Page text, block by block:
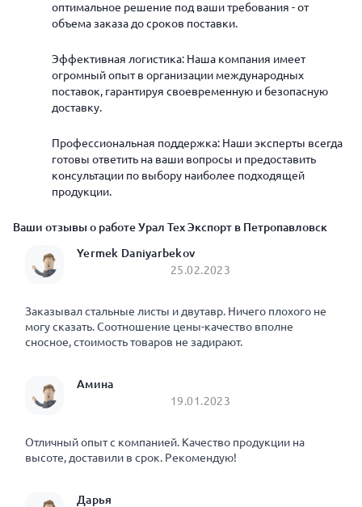
оптимальное решение под ваши требования - от
объема заказа до сроков поставки.
Эффективная логистика: Наша компания имеет
огромный опыт в организации международных
поставок, гарантируя своевременную и безопасную
доставку.
Профессиональная поддержка: Наши эксперты всегда
готовы ответить на ваши вопросы и предоставить
консультации по выбору наиболее подходящей
продукции.
Ваши отзывы о работе Урал Тех Экспорт в Петропавловск
Yermek Daniyarbekov
25.02.2023
Заказывал стальные листы и двутавр. Ничего плохого не
могу сказать. Соотношение цены-качество вполне
сносное, стоимость товаров не задирают.
Амина
19.01.2023
Отличный опыт с компанией. Качество продукции на
высоте, доставили в срок. Рекомендую!
Дарья